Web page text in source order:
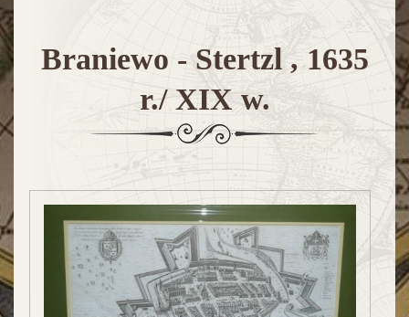
Braniewo - Stertzl , 1635
r./ XIX w.